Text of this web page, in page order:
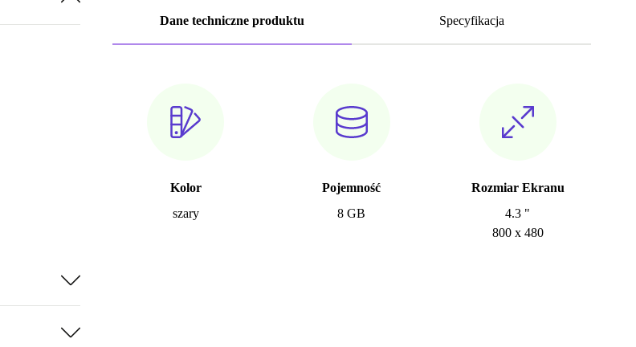
Dane techniczne produktu Specyfikacja
Kolor
szary
Pojemność
8 GB
Rozmiar Ekranu
4.3 "
800 x 480